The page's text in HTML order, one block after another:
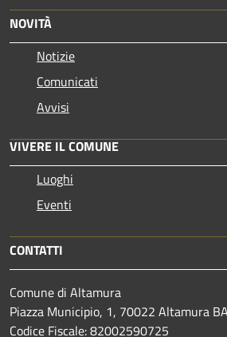
NOVITÀ
Notizie
Comunicati
Avvisi
VIVERE IL COMUNE
Luoghi
Eventi
CONTATTI
Comune di Altamura
Piazza Municipio, 1, 70022 Altamura BA
Codice Fiscale: 82002590725